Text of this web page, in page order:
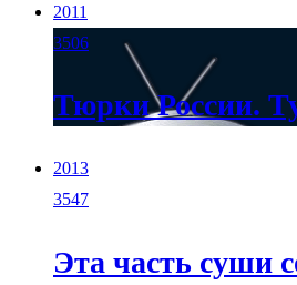
2011
3506
Тюрки России.
2013
3547
Эта часть суши